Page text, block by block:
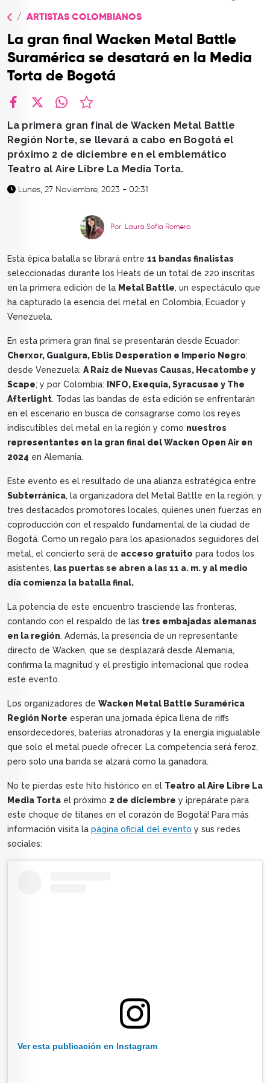
CONTACTO
ARTISTAS COLOMBIANOS
La gran final Wacken Metal Battle
Suramérica se desatará en la Media
Torta de Bogotá
La primera gran final de Wacken Metal Battle
Región Norte, se llevará a cabo en Bogotá el
próximo 2 de diciembre en el emblemático
Teatro al Aire Libre La Media Torta.
Lunes, 27 Noviembre, 2023 - 02:31
Por: Laura Sofía Romero
Esta épica batalla se librará entre 11 bandas finalistas
seleccionadas durante los Heats de un total de 220 inscritas
en la primera edición de la Metal Battle, un espectáculo que
ha capturado la esencia del metal en Colombia, Ecuador y
Venezuela.
En esta primera gran final se presentarán desde Ecuador:
Cherxor, Gualgura, Eblis Desperation e Imperio Negro;
desde Venezuela: A Raíz de Nuevas Causas, Hecatombe y
Scape; y por Colombia:
INFO, Exequia, Syracusae y The
Afterlight. Todas las bandas de esta edición se enfrentarán
en el escenario en busca de consagrarse como los reyes
indiscutibles del metal en la región y como nuestros
representantes en la gran final del Wacken Open Air en
2024 en Alemania.
Este evento es el resultado de una alianza estratégica entre
Subterránica, la organizadora del Metal Battle en la región, y
tres destacados promotores locales, quienes unen fuerzas en
coproducción con el respaldo fundamental de la ciudad de
Bogotá. Como un regalo para los apasionados seguidores del
metal, el concierto será de acceso gratuito para todos los
asistentes, las puertas se abren a las 11 a. m. y al medio
día comienza la batalla final.
La potencia de este encuentro trasciende las fronteras,
contando con el respaldo de las tres embajadas alemanas
en la región. Además, la presencia de un representante
directo de Wacken, que se desplazará desde Alemania,
confirma la magnitud y el prestigio internacional que rodea
este evento.
Los organizadores de Wacken Metal Battle Suramérica
Región Norte esperan una jornada épica llena de riffs
ensordecedores, baterías atronadoras y la energía inigualable
que solo el metal puede ofrecer. La competencia será feroz,
pero solo una banda se alzará como la ganadora.
No te pierdas este hito histórico en el Teatro al Aire Libre La
Media Torta el próximo 2 de diciembre y ¡prepárate para
este choque de titanes en el corazón de Bogotá! Para más
información visita la página oficial del evento y sus redes
sociales:
Ver esta publicación en Instagram